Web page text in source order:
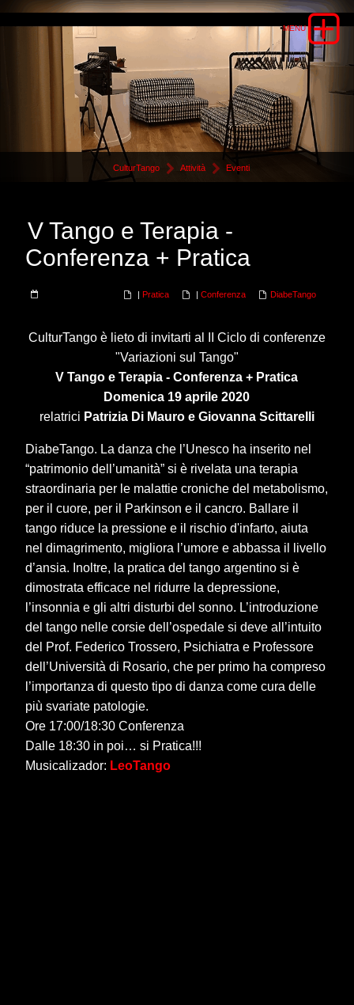
CulturTango Attività Eventi
V Tango e Terapia -
Conferenza + Pratica
DiabeTango
|Conferenza
|Pratica
CulturTango è lieto di invitarti al II Ciclo di conferenze
"Variazioni sul Tango"
V Tango e Terapia - Conferenza + Pratica
Domenica 19 aprile 2020
relatrici Patrizia Di Mauro e Giovanna Scittarelli
DiabeTango. La danza che l’Unesco ha inserito nel
“patrimonio dell’umanità” si è rivelata una terapia
straordinaria per le malattie croniche del metabolismo,
per il cuore, per il Parkinson e il cancro. Ballare il
tango riduce la pressione e il rischio d'infarto, aiuta
nel dimagrimento, migliora l’umore e abbassa il livello
d’ansia. Inoltre, la pratica del tango argentino si è
dimostrata efficace nel ridurre la depressione,
l’insonnia e gli altri disturbi del sonno. L’introduzione
del tango nelle corsie dell’ospedale si deve all’intuito
del Prof. Federico Trossero, Psichiatra e Professore
dell’Università di Rosario, che per primo ha compreso
l’importanza di questo tipo di danza come cura delle
più svariate patologie.
Ore 17:00/18:30 Conferenza
Dalle 18:30 in poi… si Pratica!!!
Musicalizador: LeoTango